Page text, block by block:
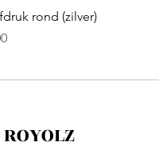
rond (zilver)
ROYOLZ